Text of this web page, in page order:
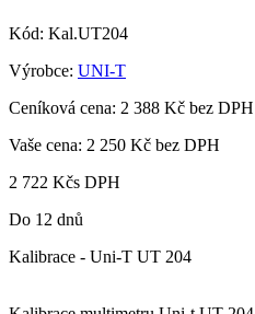
Kód: Kal.UT204
Výrobce: UNI-T
Ceníková cena: 2 388 Kč bez DPH
Vaše cena: 2 250 Kč bez DPH
2 722 Kčs DPH
Do 12 dnů
Kalibrace - Uni-T UT 204